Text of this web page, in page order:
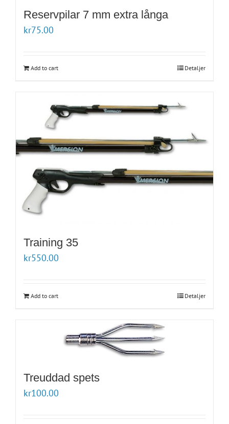
Reservpilar 7 mm extra långa
kr75.00
Add to cart Detaljer
Training 35
kr550.00
Add to cart Detaljer
Treuddad spets
kr100.00